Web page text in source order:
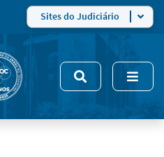
Sites do Judiciário